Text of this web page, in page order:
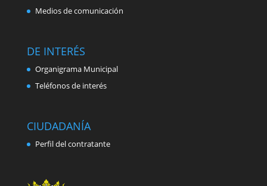
Medios de comunicación
DE INTERÉS
Organigrama Municipal
Teléfonos de interés
CIUDADANÍA
Perfil del contratante